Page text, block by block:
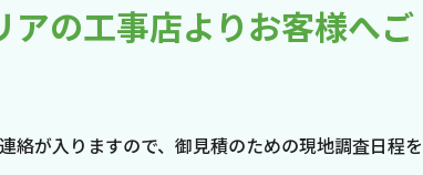
アの工事店よりお客様へご
絡が入りますので、御見積のための現地調査日程を